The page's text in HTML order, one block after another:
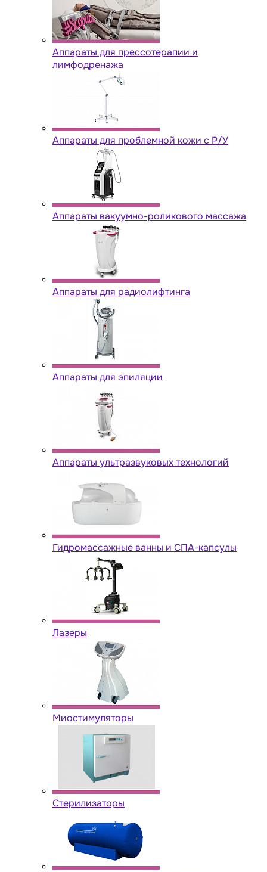
Аппараты для прессотерапии и
лимфодренажа
Аппараты для проблемной кожи с Р/У
Аппараты вакуумно-роликового массажа
Аппараты для радиолифтинга
Аппараты для эпиляции
Аппараты ультразвуковых технологий
Гидромассажные ванны и СПА-капсулы
Лазеры
Миостимуляторы
Стерилизаторы